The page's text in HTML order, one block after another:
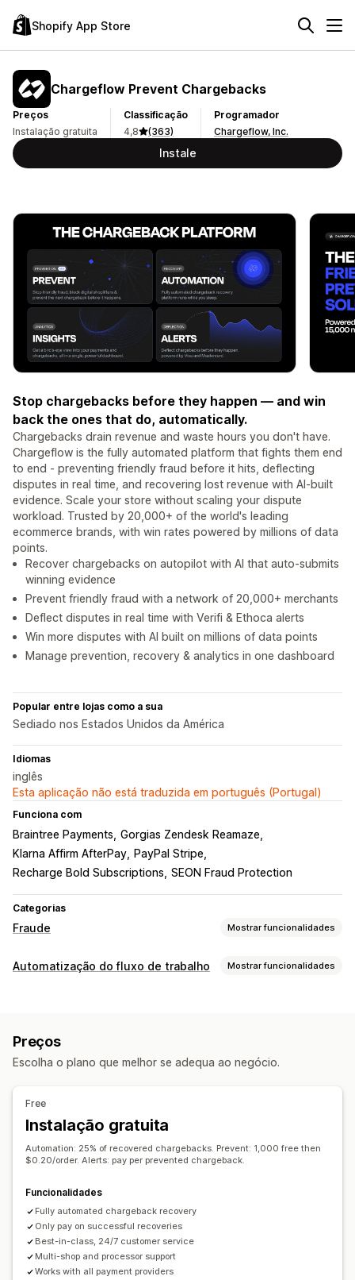
Shopify App Store
Chargeflow Prevent Chargebacks
Preços
Instalação gratuita
Classificação
4,8
(363)
Programador
Chargeflow, Inc.
Instale
Stop chargebacks before they happen — and win
back the ones that do, automatically.
Chargebacks drain revenue and waste hours you don't have.
Chargeflow is the fully automated platform that fights them end
to end - preventing friendly fraud before it hits, deflecting
disputes in real time, and recovering lost revenue with AI-built
evidence. Scale your store without scaling your dispute
workload. Trusted by 20,000+ of the world's leading
ecommerce brands, with win rates powered by millions of data
points.
Recover chargebacks on autopilot with AI that auto-submits
winning evidence
Prevent friendly fraud with a network of 20,000+ merchants
Deflect disputes in real time with Verifi & Ethoca alerts
Win more disputes with AI built on millions of data points
Manage prevention, recovery & analytics in one dashboard
Popular entre lojas como a sua
Sediado nos Estados Unidos da América
Idiomas
inglês
Esta aplicação não está traduzida em português (Portugal)
Funciona com
Braintree Payments Gorgias Zendesk Reamaze
Klarna Affirm AfterPay
PayPal Stripe
Recharge Bold Subscriptions SEON Fraud Protection
Categorias
Fraude Mostrar funcionalidades
Tipos de fraude
Ferramentas de prevenção
Validação da encomenda
Suspensão da encomenda
Listas de bloqueio
Deteção com base em inteligência artificial
Alertas e análise de dados
Alertas de alto risco
Atividade suspeita Alertas personalizados
Notificações de fraude Análise de estornos
Relatórios de risco Notificações de aplicações
Notificações por e-mail
Automatização do fluxo de trabalho Mostrar funcionalidades
Deteção de fraude
Estado do pagamento Baseado no tempo
Lógica condicional
Modelos
Dados de sincronização automática
Preços
Escolha o plano que melhor se adequa ao negócio.
Free
Instalação gratuita
Automation: 25% of recovered chargebacks. Prevent: 1,000 free then
$0.20/order. Alerts: pay per prevented chargeback.
Funcionalidades
Fully automated chargeback recovery
Only pay on successful recoveries
Best-in-class, 24/7 customer service
Multi-shop and processor support
Works with all payment providers